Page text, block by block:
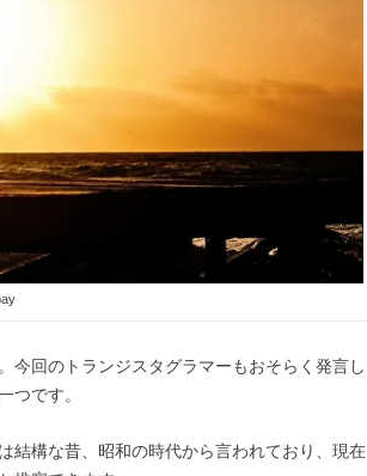
今回のトランジスタグラマーもおそらく発言し
つです。
結構な昔、昭和の時代から言われており、現在